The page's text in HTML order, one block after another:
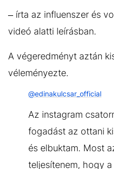
– írta az influenszer és
videó alatti leírásban.
A végeredményt aztán
véleményezte.
@edinakulcsar_official
Az instagram
fogadást az ottani
és elbuktam. Most
teljesítenem, hogy